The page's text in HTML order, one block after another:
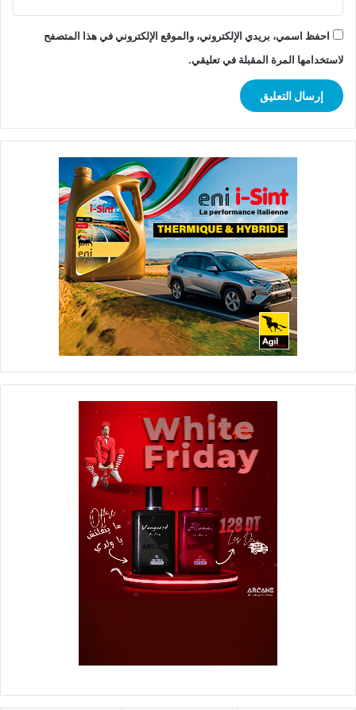
احفظ اسمي، بريدي الإلكتروني، والموقع الإلكتروني في هذا المتصفح
لاستخدامها المرة المقبلة في تعليقي.